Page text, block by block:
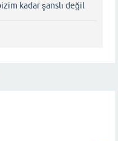
kadar şanslı değil